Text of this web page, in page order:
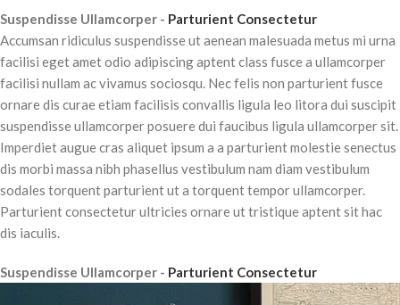
Suspendisse Ullamcorper - Parturient Consectetur
Accumsan ridiculus suspendisse ut aenean malesuada metus mi urna
facilisi eget amet odio adipiscing aptent class fusce a ullamcorper
facilisi nullam ac vivamus sociosqu. Nec felis non parturient fusce
ornare dis curae etiam facilisis convallis ligula leo litora dui suscipit
suspendisse ullamcorper posuere dui faucibus ligula ullamcorper sit.
Imperdiet augue cras aliquet ipsum a a parturient molestie senectus
dis morbi massa nibh phasellus vestibulum nam diam vestibulum
sodales torquent parturient ut a torquent tempor ullamcorper.
Parturient consectetur ultricies ornare ut tristique aptent sit hac
dis iaculis.
Suspendisse Ullamcorper - Parturient Consectetur